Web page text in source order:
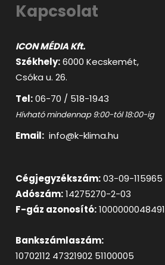
Kapcsolat
ICON MÉDIA Kft.
Székhely:6000 Kecskemét,
Csóka u. 26.
Tel:06-70 / 518-1943
Hívható mindennap 9:00-tól 18:00-ig
Email: info@k-klima.hu
Cégjegyzékszám:03-09-115965
Adószám:14275270-2-03
F-gáz azonosító:1000000048491
Bankszámlaszám:
10702112 47321902 51100005